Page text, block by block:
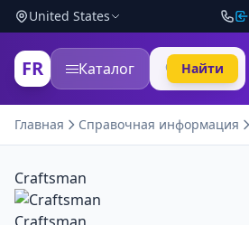
United States
FR Каталог Найти
Главная Справочная информация
Craftsman